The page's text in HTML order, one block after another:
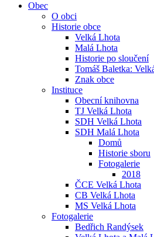
Obec
O obci
Historie obce
Velká Lhota
Malá Lhota
Historie po sloučení
Tomáš Baletka:
Znak obce
Instituce
Obecní knihovna
TJ Velká Lhota
SDH Velká Lhota
SDH Malá Lhota
Domů
Historie sboru
Fotogalerie
2018
ČCE Velká Lhota
CB Velká Lhota
MS Velká Lhota
Fotogalerie
Bedřich Randýsek